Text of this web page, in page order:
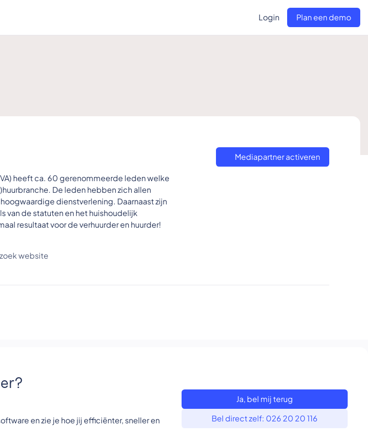
Login Plan een demo
heeft ca. 60 gerenommeerde leden welke
De leden hebben zich allen
dienstverlening. Daarnaast zijn
van de statuten en het huishoudelijk
resultaat voor de verhuurder en huurder!
website
Mediapartner activeren
en zie je hoe jij efficiënter, sneller en
Ja, bel mij terug
Bel direct zelf: 026 20 20 116